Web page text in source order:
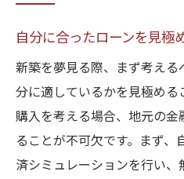
自分に合ったローンを見極
新築を夢見る際、まず考え
分に適しているかを見極め
購入を考える場合、地元の
ることが不可欠です。まず
済シミュレーションを行い